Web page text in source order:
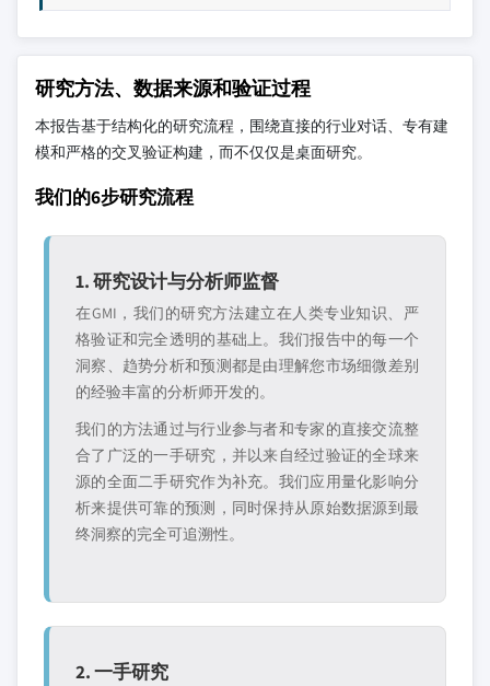
研究方法、数据来源和验证过程
本报告基于结构化的研究流程，围绕直接的行业对话、专有建
模和严格的交叉验证构建，而不仅仅是桌面研究。
我们的6步研究流程
1. 研究设计与分析师监督
在GMI，我们的研究方法建立在人类专业知识、严
格验证和完全透明的基础上。我们报告中的每一个
洞察、趋势分析和预测都是由理解您市场细微差别
的经验丰富的分析师开发的。
我们的方法通过与行业参与者和专家的直接交流整
合了广泛的一手研究，并以来自经过验证的全球来
源的全面二手研究作为补充。我们应用量化影响分
析来提供可靠的预测，同时保持从原始数据源到最
终洞察的完全可追溯性。
2. 一手研究